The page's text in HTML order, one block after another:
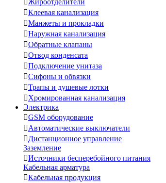
Жироотделители
Клеевая канализация
Манжеты и прокладки
Наружная канализация
Обратные клапаны
Отвод конденсата
Подключение унитаза
Сифоны и обвязки
Трапы и душевые лотки
Хромированная канализация
Электрика
GSM оборудование
Автоматические выключатели
Дистанционное управление
Заземление
Источники бесперебойного питания
Кабельная арматура
Кабельная продукция